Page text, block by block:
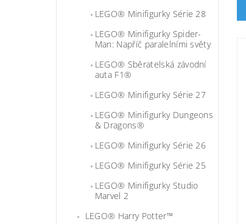
LEGO® Minifigurky Série 28
LEGO® Minifigurky Spider-
Man: Napříč paralelními světy
LEGO® Sběratelská závodní
auta F1®
LEGO® Minifigurky Série 27
LEGO® Minifigurky Dungeons
& Dragons®
LEGO® Minifigurky Série 26
LEGO® Minifigurky Série 25
LEGO® Minifigurky Studio
Marvel 2
LEGO® Harry Potter™